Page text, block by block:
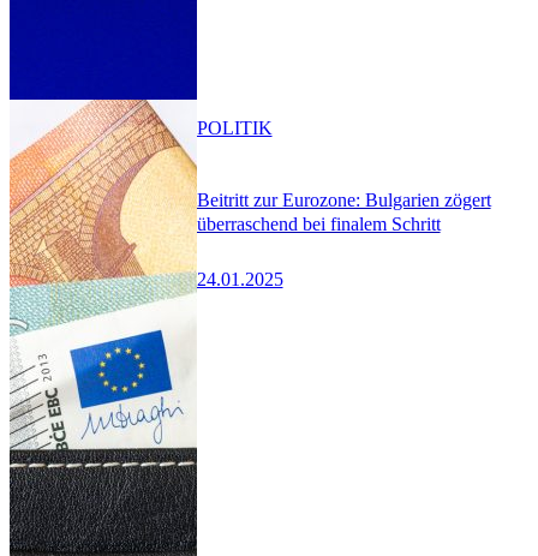
Beitritt zur Eurozone: Bulgarien zögert
überraschend bei finalem Schritt
24.01.2025
POLITIK